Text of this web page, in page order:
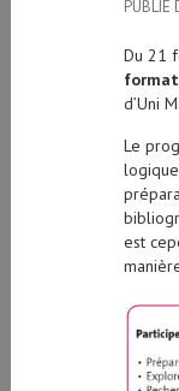
PUBLIÉ
Du 21
d’Uni
Le
est